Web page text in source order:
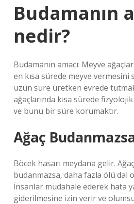
Budamanın
nedir?
Budamanın amacı: Meyve
en kısa sürede meyve vermesini
uzun süre üretken evrede
ağaçlarında kısa sürede
ve bunu bir süre korumaktır.
Ağaç
Böcek hasarı meydana gelir.
budanmazsa, daha fazla ölü dal
İnsanlar müdahale ederek hata
giderilmesine izin verir ve